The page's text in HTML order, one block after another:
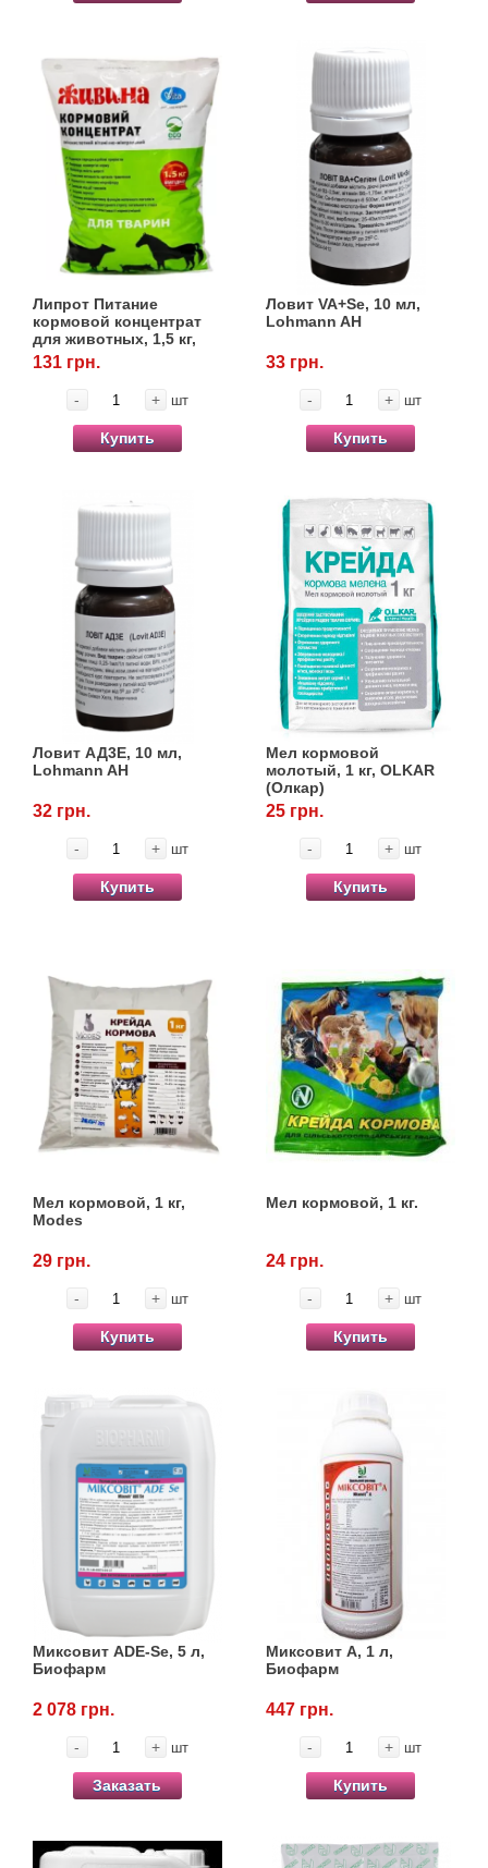
Липрот Питание
кормовой концентрат
для животных, 1,5 кг,
Vita
131 грн.
- + шт
Купить
Ловит VA+Se, 10 мл,
Lohmann AH
33 грн.
- + шт
Купить
Ловит АД3Е, 10 мл,
Lohmann AH
32 грн.
- + шт
Купить
Мел кормовой
молотый, 1 кг, OLKAR
(Олкар)
25 грн.
- + шт
Купить
Мел кормовой, 1 кг,
Modes
29 грн.
- + шт
Купить
Мел кормовой, 1 кг.
24 грн.
- + шт
Купить
Миксовит ADE-Se, 5 л,
Биофарм
2 078 грн.
- + шт
Заказать
Миксовит А, 1 л,
Биофарм
447 грн.
- + шт
Купить